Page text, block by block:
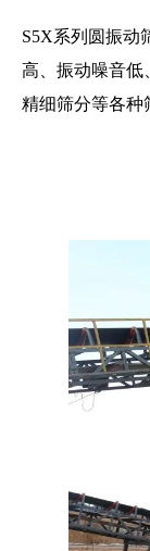
S5X系列圆振动
高、振动噪音低
精细筛分等各种